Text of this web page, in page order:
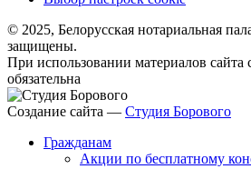
© 2025, Белорусская нотариальная
защищены.
При использовании материалов сайта
обязательна
Создание сайта — Студия Борового
Гражданам
Акции по бесплатному